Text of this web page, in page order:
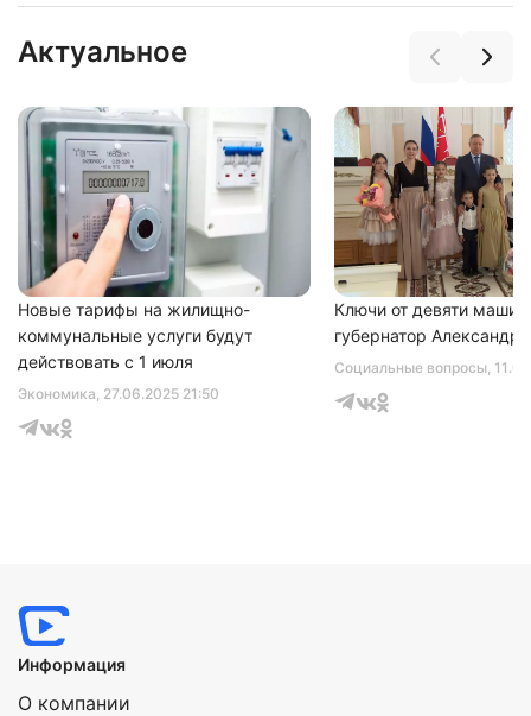
Актуальное
Экономика, 27.06.2025 21:50
Новые тарифы на жилищно-
коммунальные услуги будут
действовать с 1 июля
Социальные вопросы,
Ключи от девяти машин
губернатор Александр
Нажимая на кнопку "Отправить" вы
соглашаетесь сполитикой конфиденциальности
Информация
О компании